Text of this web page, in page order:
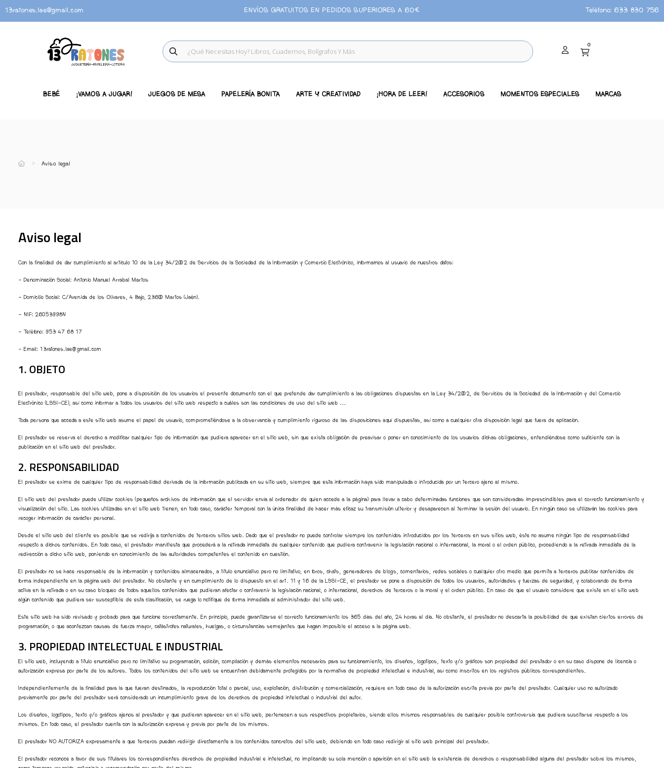
13ratones.lae@gmail.com ENVÍOS GRATUITOS EN PEDIDOS SUPERIORES A 60€ Teléfono: 633 830 756
0
BEBÉ ¡VAMOS A JUGAR! JUEGOS DE MESA PAPELERÍA BONITA ARTE Y CREATIVIDAD ¡HORA DE LEER! ACCESORIOS MOMENTOS ESPECIALES MARCAS
Aviso legal
Aviso legal
Con la finalidad de dar cumplimiento al artículo 10 de la Ley 34/2002 de Servicios de la Sociedad de la Información y Comercio Electrónico, informamos al usuario de nuestros datos:
- Denominación Social: Antonio Manuel Arrabal Martos
- Domicilio Social: C/Avenida de los Olivares, 4 Bajo, 23600 Martos (Jaén).
- NIF: 26053998N
- Teléfono: 953 47 68 17
- Email: 13ratones.lae@gmail.com
1. OBJETO
El prestador, responsable del sitio web, pone a disposición de los usuarios el presente documento con el que pretende dar cumplimiento a las obligaciones dispuestas en la Ley 34/2002, de Servicios de la Sociedad de la Información y del Comercio
Electrónico (LSSI-CE), así como informar a todos los usuarios del sitio web respecto a cuáles son las condiciones de uso del sitio web ...
Toda persona que acceda a este sitio web asume el papel de usuario, comprometiéndose a la observancia y cumplimiento riguroso de las disposiciones aquí dispuestas, así como a cualquier otra disposición legal que fuera de aplicación.
El prestador se reserva el derecho a modificar cualquier tipo de información que pudiera aparecer en el sitio web, sin que exista obligación de preavisar o poner en conocimiento de los usuarios dichas obligaciones, entendiéndose como suficiente con la
publicación en el sitio web del prestador.
2. RESPONSABILIDAD
El prestador se exime de cualquier tipo de responsabilidad derivada de la información publicada en su sitio web, siempre que esta información haya sido manipulada o introducida por un tercero ajeno al mismo.
El sitio web del prestador puede utilizar cookies (pequeños archivos de información que el servidor envía al ordenador de quien accede a la página) para llevar a cabo determinadas funciones que son consideradas imprescindibles para el correcto funcionamiento y
visualización del sitio. Las cookies utilizadas en el sitio web tienen, en todo caso, carácter temporal con la única finalidad de hacer más eficaz su transmisión ulterior y desaparecen al terminar la sesión del usuario. En ningún caso se utilizarán las cookies para
recoger información de carácter personal.
Desde el sitio web del cliente es posible que se redirija a contenidos de terceros sitios web. Dado que el prestador no puede controlar siempre los contenidos introducidos por los terceros en sus sitios web, éste no asume ningún tipo de responsabilidad
respecto a dichos contenidos. En todo caso, el prestador manifiesta que procederá a la retirada inmediata de cualquier contenido que pudiera contravenir la legislación nacional o internacional, la moral o el orden público, procediendo a la retirada inmediata de la
redirección a dicho sitio web, poniendo en conocimiento de las autoridades competentes el contenido en cuestión.
El prestador no se hace responsable de la información y contenidos almacenados, a título enunciativo pero no limitativo, en foros, chats, generadores de blogs, comentarios, redes sociales o cualquier otro medio que permita a terceros publicar contenidos de
forma independiente en la página web del prestador. No obstante y en cumplimiento de lo dispuesto en el art. 11 y 16 de la LSSI-CE, el prestador se pone a disposición de todos los usuarios, autoridades y fuerzas de seguridad, y colaborando de forma
activa en la retirada o en su caso bloqueo de todos aquellos contenidos que pudieran afectar o contravenir la legislación nacional, o internacional, derechos de terceros o la moral y el orden público. En caso de que el usuario considere que existe en el sitio web
algún contenido que pudiera ser susceptible de esta clasificación, se ruega lo notifique de forma inmediata al administrador del sitio web.
Este sitio web ha sido revisado y probado para que funcione correctamente. En principio, puede garantizarse el correcto funcionamiento los 365 días del año, 24 horas al día. No obstante, el prestador no descarta la posibilidad de que existan ciertos errores de
programación, o que acontezcan causas de fuerza mayor, catástrofes naturales, huelgas, o circunstancias semejantes que hagan imposible el acceso a la página web.
3. PROPIEDAD INTELECTUAL E INDUSTRIAL
El sitio web, incluyendo a título enunciativo pero no limitativo su programación, edición, compilación y demás elementos necesarios para su funcionamiento, los diseños, logotipos, texto y/o gráficos son propiedad del prestador o en su caso dispone de licencia o
autorización expresa por parte de los autores. Todos los contenidos del sitio web se encuentran debidamente protegidos por la normativa de propiedad intelectual e industrial, así como inscritos en los registros públicos correspondientes.
Independientemente de la finalidad para la que fueran destinados, la reproducción total o parcial, uso, explotación, distribución y comercialización, requiere en todo caso de la autorización escrita previa por parte del prestador. Cualquier uso no autorizado
previamente por parte del prestador será considerado un incumplimiento grave de los derechos de propiedad intelectual o industrial del autor.
Los diseños, logotipos, texto y/o gráficos ajenos al prestador y que pudieran aparecer en el sitio web, pertenecen a sus respectivos propietarios, siendo ellos mismos responsables de cualquier posible controversia que pudiera suscitarse respecto a los
mismos. En todo caso, el prestador cuenta con la autorización expresa y previa por parte de los mismos.
El prestador NO AUTORIZA expresamente a que terceros puedan redirigir directamente a los contenidos concretos del sitio web, debiendo en todo caso redirigir al sitio web principal del prestador.
El prestador reconoce a favor de sus titulares los correspondientes derechos de propiedad industrial e intelectual, no implicando su sola mención o aparición en el sitio web la existencia de derechos o responsabilidad alguna del prestador sobre los mismos,